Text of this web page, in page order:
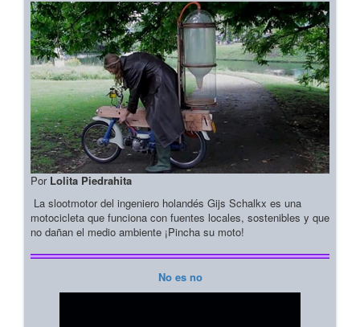
Por Lolita Piedrahita
La slootmotor del ingeniero holandés Gijs Schalkx es una
motocicleta que funciona con fuentes locales, sostenibles y que
no dañan el medio ambiente ¡Pincha su moto!
No es no